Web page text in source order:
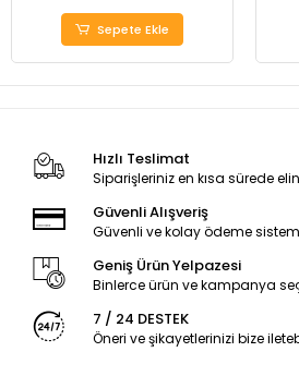
Sepete Ekle
Hızlı Teslimat
Siparişleriniz en kısa sürede
Güvenli Alışveriş
Güvenli ve kolay ödeme
Geniş Ürün Yelpazesi
Binlerce ürün ve kampanya
7 / 24 DESTEK
Öneri ve şikayetlerinizi bize